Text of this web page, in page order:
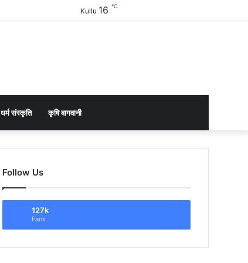
Kullu 16 ℃
धर्म संस्कृति कृषि बागवानी
Follow Us
127k
Fans